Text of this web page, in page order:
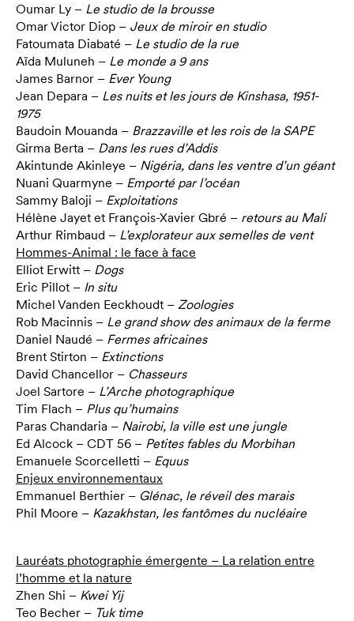
Oumar Ly – Le studio de la brousse
Omar Victor Diop – Jeux de miroir en studio
Fatoumata Diabaté – Le studio de la rue
Aïda Muluneh – Le monde a 9 ans
James Barnor – Ever Young
Jean Depara – Les nuits et les jours de Kinshasa, 1951-
1975
Baudoin Mouanda – Brazzaville et les rois de la SAPE
Girma Berta – Dans les rues d’Addis
Akintunde Akinleye – Nigéria, dans les ventre d’un géant
Nuani Quarmyne – Emporté par l’océan
Sammy Baloji – Exploitations
Hélène Jayet et François-Xavier Gbré – retours au Mali
Arthur Rimbaud – L’explorateur aux semelles de vent
Hommes-Animal : le face à face
Elliot Erwitt – Dogs
Eric Pillot – In situ
Michel Vanden Eeckhoudt – Zoologies
Rob Macinnis – Le grand show des animaux de la ferme
Daniel Naudé – Fermes africaines
Brent Stirton – Extinctions
David Chancellor – Chasseurs
Joel Sartore – L’Arche photographique
Tim Flach – Plus qu’humains
Paras Chandaria – Nairobi, la ville est une jungle
Ed Alcock – CDT 56 – Petites fables du Morbihan
Emanuele Scorcelletti – Equus
Enjeux environnementaux
Emmanuel Berthier – Glénac, le réveil des marais
Phil Moore – Kazakhstan, les fantômes du nucléaire
Lauréats photographie émergente – La relation entre
l’homme et la nature
Zhen Shi – Kwei Yij
Teo Becher – Tuk time